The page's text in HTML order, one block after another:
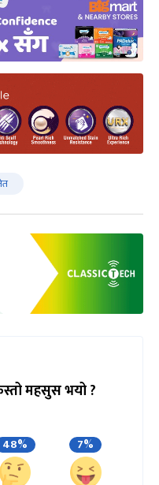
महसुस भयो ?
48% 7%